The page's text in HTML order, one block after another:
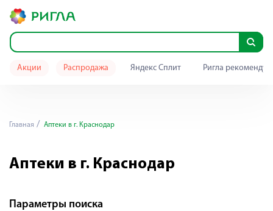
Акции Распродажа Яндекс Сплит Ригла
Главная Аптеки в г. Краснодар
Аптеки в г. Краснодар
Параметры поиска